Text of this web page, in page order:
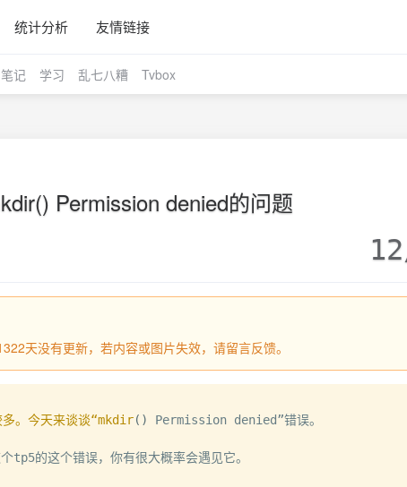
统计分析 友情链接
记 学习 乱七八糟 Tvbox
Permission denied的问题
天没有更新，若内容或图片失效，请留言反馈。
多。今天来谈谈“mkdir( ) Permission denied”错误。
tp5的这个错误，你有很大概率会遇见它。